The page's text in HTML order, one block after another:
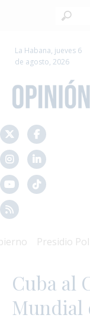
La Habana, jueves 6
de agosto, 2026
Presidio Político
Cuba al
Mundial